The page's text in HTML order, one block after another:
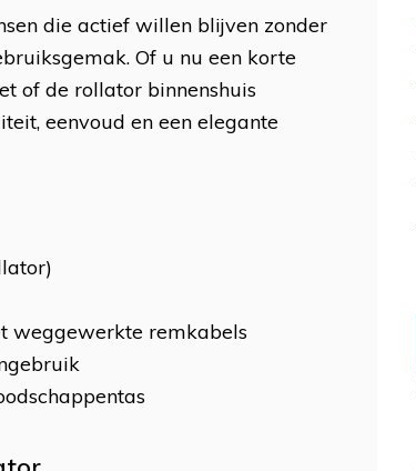
die actief willen blijven zonder
Of u nu een korte
of de rollator binnenshuis
eenvoud en een elegante
weggewerkte remkabels